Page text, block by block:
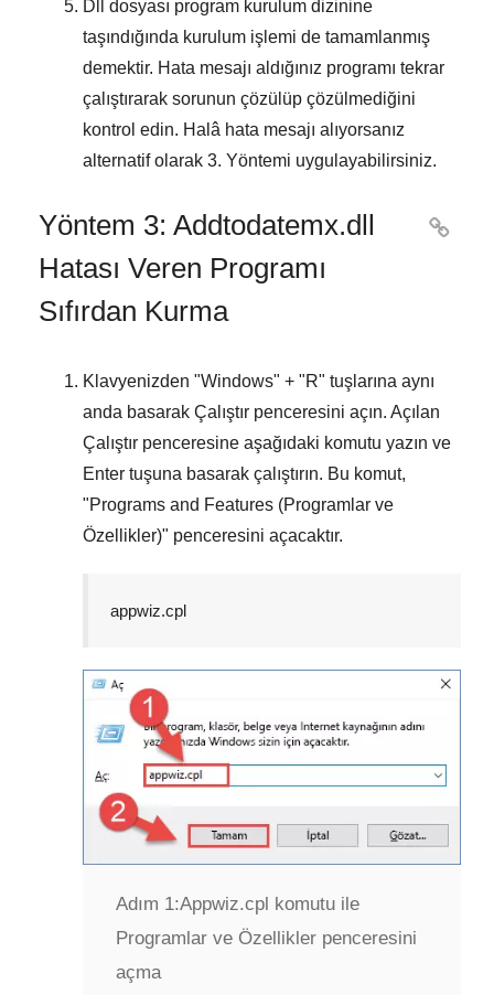
Dll dosyası program kurulum dizinine
taşındığında kurulum işlemi de tamamlanmış
demektir. Hata mesajı aldığınız programı tekrar
çalıştırarak sorunun çözülüp çözülmediğini
kontrol edin. Halâ hata mesajı alıyorsanız
alternatif olarak 3. Yöntemi uygulayabilirsiniz.
Yöntem 3: Addtodatemx.dll
Hatası Veren Programı
Sıfırdan Kurma

Klavyenizden "Windows" + "R" tuşlarına aynı
anda basarak Çalıştır penceresini açın. Açılan
Çalıştır penceresine aşağıdaki komutu yazın ve
Enter tuşuna basarak çalıştırın. Bu komut,
"Programs and Features (Programlar ve
Özellikler)" penceresini açacaktır.
appwiz.cpl
Adım 1:Appwiz.cpl komutu ile
Programlar ve Özellikler penceresini
açma